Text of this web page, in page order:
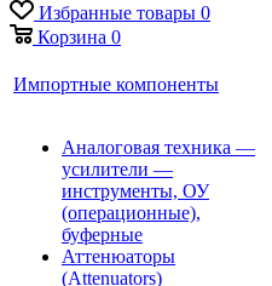
Избранные товары 0
Корзина 0
Импортные компоненты
Аналоговая техника —
усилители —
инструменты, ОУ
(операционные),
буферные
Аттенюаторы
(Attenuators)